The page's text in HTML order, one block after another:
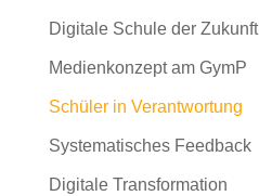
Digitale Schule der Zukunft
Medienkonzept am GymP
Schüler in Verantwortung
Systematisches Feedback
Digitale Transformation